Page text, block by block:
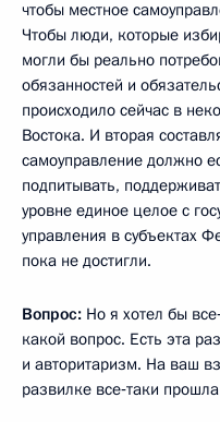
чтобы местное
Чтобы люди, которые
могли бы реально
обязанностей и
происходило сейчас в
Востока. И вторая
самоуправление должно
подпитывать,
уровне единое целое с
управления в субъектах
пока не достигли.
Вопрос: Но я хотел бы
какой вопрос. Есть эта
и авторитаризм. На ваш
развилке все‑таки